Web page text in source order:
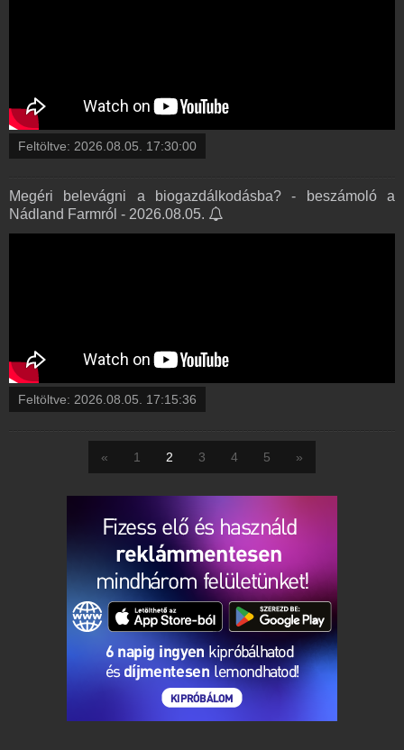
Feltöltve: 2026.08.05. 17:30:00
Megéri belevágni a biogazdálkodásba? - beszámoló a
Nádland Farmról - 2026.08.05.
Feltöltve: 2026.08.05. 17:15:36
« 1 2 3 4 5 »